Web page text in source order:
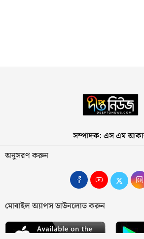
সম্পাদক: এস এম
অনুসরণ করুন
মোবাইল অ্যাপস ডাউনলোড করুন